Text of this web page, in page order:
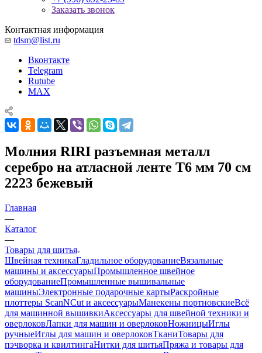
Заказать звонок
Контактная информация
tdsm@list.ru
Вконтакте
Telegram
Rutube
MAX
Молния RIRI разъемная металл
серебро на атласной ленте Т6 мм 70 см
2223 бежевый
Главная
—
Каталог
—
Товары для шитья
Швейная техникаГладильное оборудованиеВязальные
машины и аксессуарыПромышленное швейное
оборудованиеПромышленные вышивальные
машиныЭлектронные подарочные картыРаскройные
плоттеры ScanNCut и аксессуарыМанекены портновскиеВсё
для машинной вышивкиАксессуары для швейной техники и
оверлоковЛапки для машин и оверлоковНожницыИглы
ручныеИглы для машин и оверлоковТканиТовары для
пэчворка и квилтингаНитки для шитьяПряжа и товары для